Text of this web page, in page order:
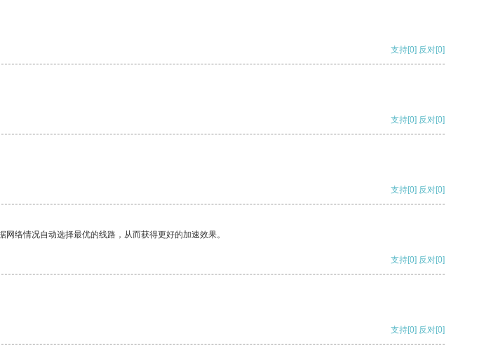
支持[0] 反对[0]
支持[0] 反对[0]
支持[0] 反对[0]
络情况自动选择最优的线路，从而获得更好的加速效果。
支持[0] 反对[0]
支持[0] 反对[0]